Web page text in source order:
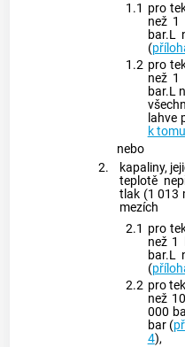
1.1 pro
než 1
bar.L
(
1.2 pro
než 1
bar.L
lahve
k
nebo
2.
kapaliny,
teplotě
tlak (1 013
mezích
2.1 pro
než 1
bar.L
(
2.2 pro
než
000
bar (
4),